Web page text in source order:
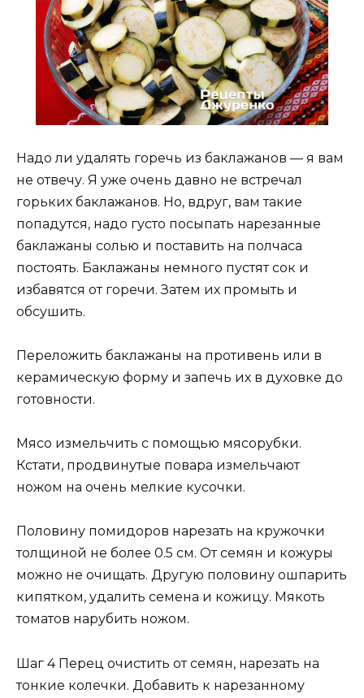
Надо ли удалять горечь из баклажанов — я вам
не отвечу. Я уже очень давно не встречал
горьких баклажанов. Но, вдруг, вам такие
попадутся, надо густо посыпать нарезанные
баклажаны солью и поставить на полчаса
постоять. Баклажаны немного пустят сок и
избавятся от горечи. Затем их промыть и
обсушить.
Переложить баклажаны на противень или в
керамическую форму и запечь их в духовке до
готовности.
Мясо измельчить с помощью мясорубки.
Кстати, продвинутые повара измельчают
ножом на очень мелкие кусочки.
Половину помидоров нарезать на кружочки
толщиной не более 0.5 см. От семян и кожуры
можно не очищать. Другую половину ошпарить
кипятком, удалить семена и кожицу. Мякоть
томатов нарубить ножом.
Шаг 4 Перец очистить от семян, нарезать на
тонкие колечки. Добавить к нарезанному